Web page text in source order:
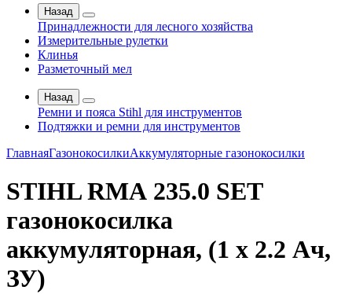
Назад
Принадлежности для лесного хозяйства
Измерительные рулетки
Клинья
Разметочный мел
Назад
Ремни и пояса Stihl для инструментов
Подтяжки и ремни для инструментов
ГлавнаяГазонокосилкиАккумуляторные газонокосилки
STIHL RМА 235.0 SET
газонокосилка
аккумуляторная, (1 x 2.2 Ач,
ЗУ)